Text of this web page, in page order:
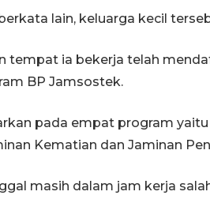
lain, keluarga kecil
tempat ia bekerja telah
BP Jamsostek.
pada empat program yaitu
Kematian dan Jaminan
masih dalam jam kerja